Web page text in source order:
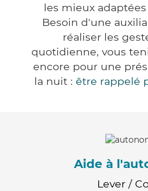
les mieux adaptées
Besoin d'une
réaliser les
quotidienne, vous
encore pour une
la nuit : être rappelé
Aide à
Lever /